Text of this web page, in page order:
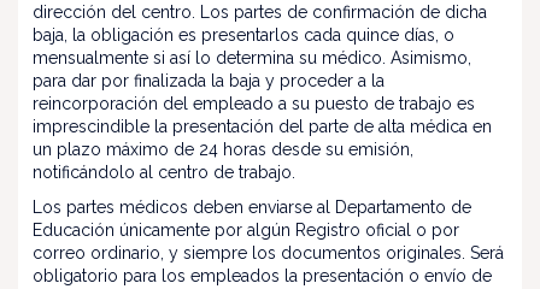
dirección del centro. Los partes de confirmación de dicha
baja, la obligación es presentarlos cada quince días, o
mensualmente si así lo determina su médico. Asimismo,
para dar por finalizada la baja y proceder a la
reincorporación del empleado a su puesto de trabajo es
imprescindible la presentación del parte de alta médica en
un plazo máximo de 24 horas desde su emisión,
notificándolo al centro de trabajo.
Los partes médicos deben enviarse al Departamento de
Educación únicamente por algún Registro oficial o por
correo ordinario, y siempre los documentos originales. Será
obligatorio para los empleados la presentación o envío de